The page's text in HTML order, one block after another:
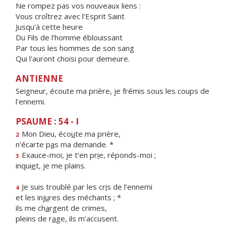
Ne rompez pas vos nouveaux liens :
Vous croîtrez avec l'Esprit Saint
Jusqu'à cette heure
Du Fils de l'homme éblouissant
Par tous les hommes de son sang
Qui l'auront choisi pour demeure.
ANTIENNE
Seigneur, écoute ma prière, je frémis sous les coups de
l'ennemi.
PSAUME : 54 - I
2 Mon Dieu, écoute ma prière,
n’écarte pas ma demande. *
3 Exauce-moi, je t’en prie, réponds-moi ;
inquiet, je me plains.
4 Je suis troublé par les cris de l’ennemi
et les injures des méchants ; *
ils me chargent de crimes,
pleins de rage, ils m’accusent.